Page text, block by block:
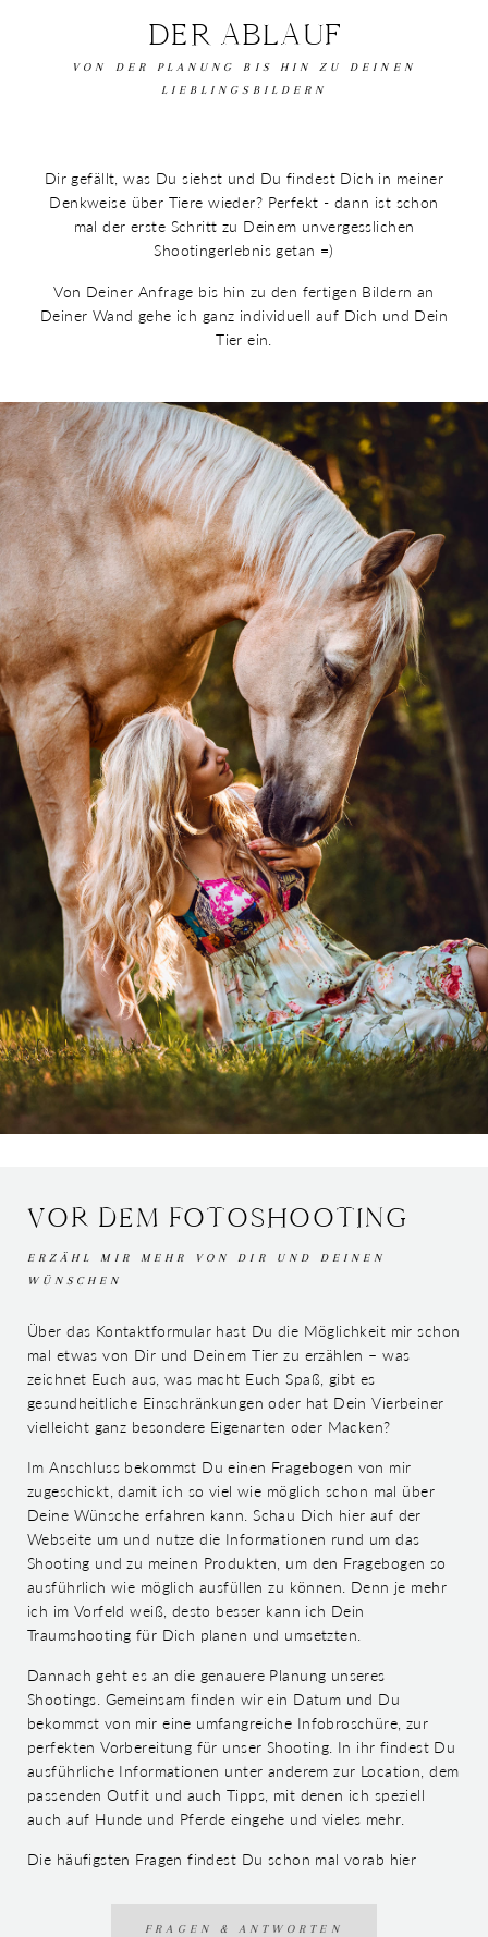
DER ABLAUF
VON DER PLANUNG BIS HIN ZU DEINEN
LIEBLINGSBILDERN
Dir gefällt, was Du siehst und Du findest Dich in meiner
Denkweise über Tiere wieder? Perfekt - dann ist schon
mal der erste Schritt zu Deinem unvergesslichen
Shootingerlebnis getan =)
Von Deiner Anfrage bis hin zu den fertigen Bildern an
Deiner Wand gehe ich ganz individuell auf Dich und Dein
Tier ein.
VOR DEM FOTOSHOOTING
ERZÄHL MIR MEHR VON DIR UND DEINEN
WÜNSCHEN
Über das Kontaktformular hast Du die Möglichkeit mir schon
mal etwas von Dir und Deinem Tier zu erzählen – was
zeichnet Euch aus, was macht Euch Spaß, gibt es
gesundheitliche Einschränkungen oder hat Dein Vierbeiner
vielleicht ganz besondere Eigenarten oder Macken?
Im Anschluss bekommst Du einen Fragebogen von mir
zugeschickt, damit ich so viel wie möglich schon mal über
Deine Wünsche erfahren kann. Schau Dich hier auf der
Webseite um und nutze die Informationen rund um das
Shooting und zu meinen Produkten, um den Fragebogen so
ausführlich wie möglich ausfüllen zu können. Denn je mehr
ich im Vorfeld weiß, desto besser kann ich Dein
Traumshooting für Dich planen und umsetzten.
Dannach geht es an die genauere Planung unseres
Shootings. Gemeinsam finden wir ein Datum und Du
bekommst von mir eine umfangreiche Infobroschüre, zur
perfekten Vorbereitung für unser Shooting. In ihr findest Du
ausführliche Informationen unter anderem zur Location, dem
passenden Outfit und auch Tipps, mit denen ich speziell
auch auf Hunde und Pferde eingehe und vieles mehr.
Die häufigsten Fragen findest Du schon mal vorab hier
FRAGEN & ANTWORTEN